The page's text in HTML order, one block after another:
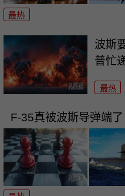
最热
波斯
普忙
最热
F-35真被波斯导弹端